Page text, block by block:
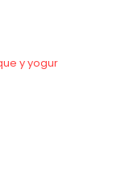
y yogur